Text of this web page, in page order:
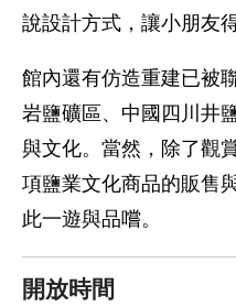
說設計方式，讓小朋友
館內還有仿造重建已被
岩鹽礦區、中國四川井
與文化。當然，除了觀
項鹽業文化商品的販售
此一遊與品嚐。
開放時間